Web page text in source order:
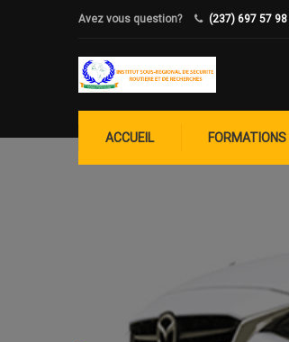
Avez vous question? (237) 697 57
ACCUEIL